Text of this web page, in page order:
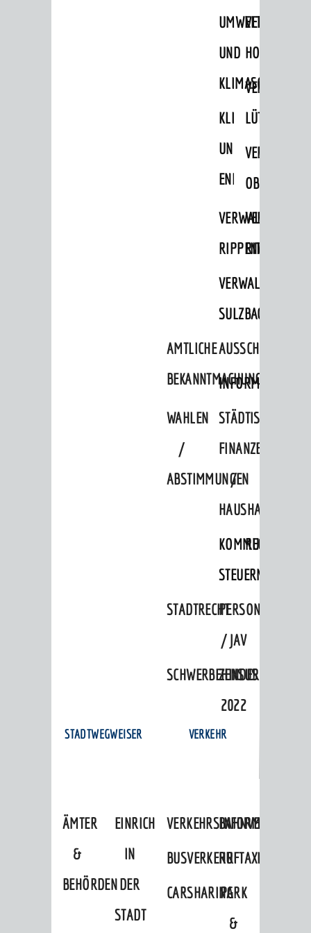
UMWELT-
UND
KLIMASCHUTZ
KLIMASCHUTZ
UND
RIPPENWEIER
SULZBACH
AMTLICHE
BEKANNTMACHUNGEN
WAHLEN
/
ABSTIMMUNGEN
STÄDTISCHE
FINANZEN
/
HAUSHALT
KOMMUNALE
STEUERN
STADTRECHTPERSONALRAT
/ JAV
ZENSUS
2022
STADTWEGWEISER
ÄMTER
&
BEHÖRDEN
EINRICHTUNGEN
IN
DER
STADT
VERKEHR
VERKEHRSINFORMATIONEN
BAHNVERKEHR
BUSVERKEHRRUFTAXI
CARSHARINGPARK
&
STADTPLAN / GEOPORTAL
© Stadt Weinheim 2026
Kontakt